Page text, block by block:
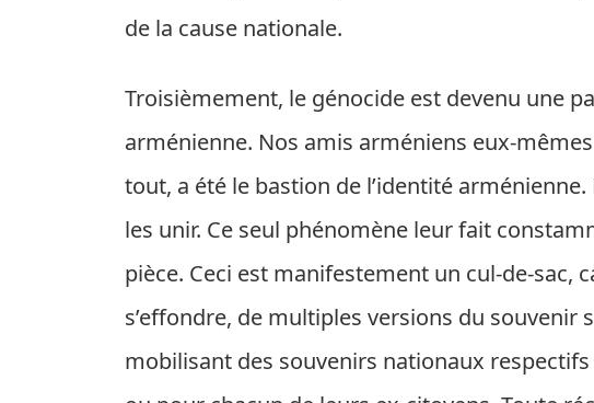
de la cause nationale.
Troisièmement, le génocide est devenu une
arménienne. Nos amis arméniens eux-
tout, a été le bastion de l’identité
les unir. Ce seul phénomène leur fait
pièce. Ceci est manifestement un cul-de-sac,
s’effondre, de multiples versions du
mobilisant des souvenirs nationaux